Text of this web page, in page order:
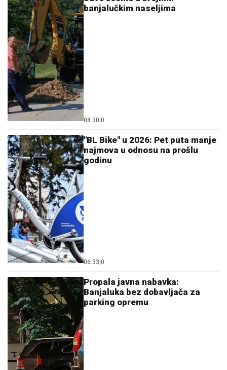
banjalučkim naseljima
08:30 0
"BL Bike" u 2026: Pet puta manje
najmova u odnosu na prošlu
godinu
06:33 0
Propala javna nabavka:
Banjaluka bez dobavljača za
parking opremu